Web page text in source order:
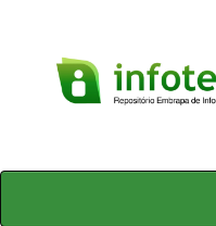
Skip